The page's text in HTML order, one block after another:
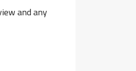
and any